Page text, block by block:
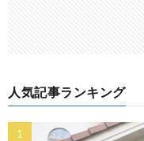
人気記事ランキング